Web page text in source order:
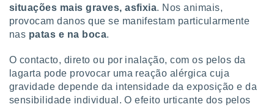
através
situações mais graves, asfixia. Nos animais,
provocam danos que se manifestam particularmente
nas patas e na boca.
O contacto, direto ou por inalação, com os pelos da
lagarta pode provocar uma reação alérgica cuja
gravidade depende da intensidade da exposição e da
sensibilidade individual. O efeito urticante dos pelos